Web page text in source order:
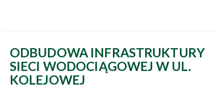
ODBUDOWA INFRASTRUKTURY
SIECI WODOCIĄGOWEJ W UL.
KOLEJOWEJ